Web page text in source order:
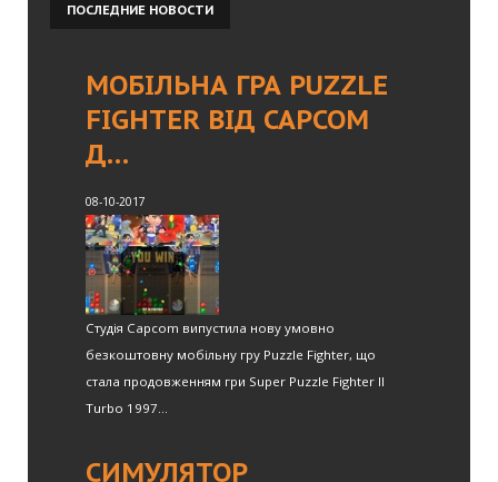
ПОСЛЕДНИЕ НОВОСТИ
МОБІЛЬНА ГРА PUZZLE
FIGHTER ВІД CAPCOM
Д…
08-10-2017
Студія Capcom випустила нову умовно
безкоштовну мобільну гру Puzzle Fighter, що
стала продовженням гри Super Puzzle Fighter II
Turbo 1997...
СИМУЛЯТОР